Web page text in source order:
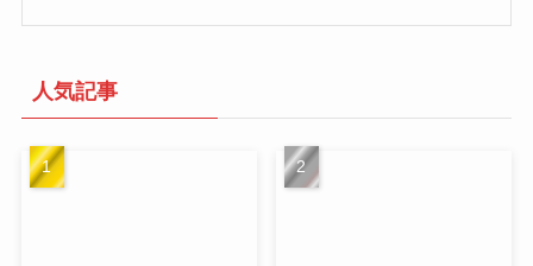
人気記事